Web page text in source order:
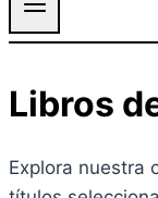
Libros
Explora nuestra